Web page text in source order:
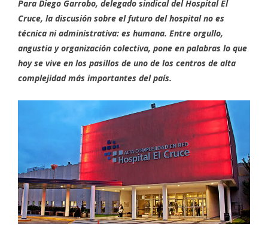
Para Diego Garrobo, delegado sindical del Hospital El
Cruce, la discusión sobre el futuro del hospital no es
técnica ni administrativa: es humana. Entre orgullo,
angustia y organización colectiva, pone en palabras lo que
hoy se vive en los pasillos de uno de los centros de alta
complejidad más importantes del país.